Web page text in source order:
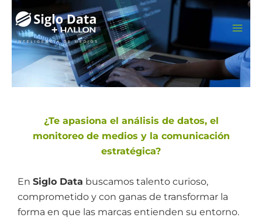
contenido
¿Te apasiona el análisis de datos, el
monitoreo de medios y la comunicación
estratégica?
En Siglo Data buscamos talento curioso,
comprometido y con ganas de transformar la
forma en que las marcas entienden su entorno.